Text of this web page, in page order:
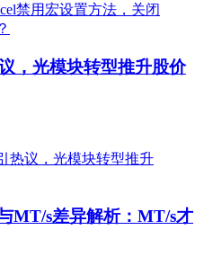
，光模块转型推升股价
MT/s差异解析：MT/s才